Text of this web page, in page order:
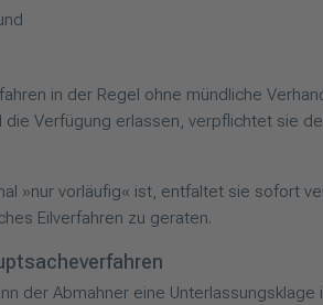
in der Regel ohne mündliche
Verfügung erlassen, verpflichtet sie
»nur vorläufig« ist, entfaltet sie sofort
Eilverfahren zu geraten.
der Abmahner eine